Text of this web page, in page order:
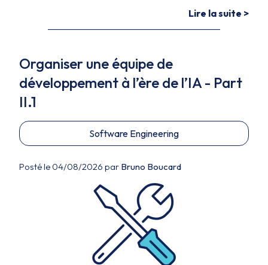
Lire la suite >
Organiser une équipe de
développement à l’ère de l’IA - Part
II.1
Software Engineering
Posté le 04/08/2026 par Bruno Boucard